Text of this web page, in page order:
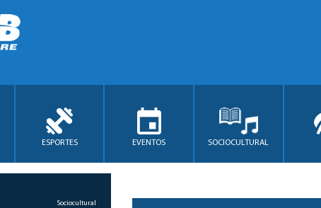
ESPORTES EVENTOS SOCIOCULTURAL
Sociocultural